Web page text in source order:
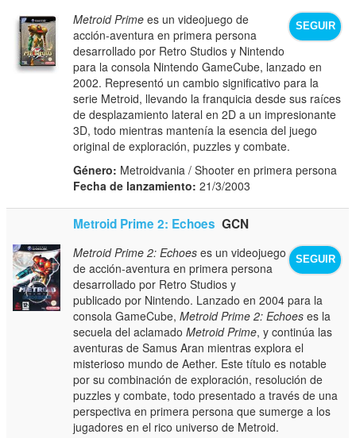
SEGUIR
Metroid Prime es un videojuego de
acción-aventura en primera persona
desarrollado por Retro Studios y Nintendo
para la consola Nintendo GameCube, lanzado en
2002. Representó un cambio significativo para la
serie Metroid, llevando la franquicia desde sus raíces
de desplazamiento lateral en 2D a un impresionante
3D, todo mientras mantenía la esencia del juego
original de exploración, puzzles y combate.
Género: Metroidvania / Shooter en primera persona
Fecha de lanzamiento: 21/3/2003
Metroid Prime 2: Echoes GCN
SEGUIR
Metroid Prime 2: Echoes es un videojuego
de acción-aventura en primera persona
desarrollado por Retro Studios y
publicado por Nintendo. Lanzado en 2004 para la
consola GameCube,Metroid Prime 2: Echoes es la
secuela del aclamadoMetroid Prime, y continúa las
aventuras de Samus Aran mientras explora el
misterioso mundo de Aether. Este título es notable
por su combinación de exploración, resolución de
puzzles y combate, todo presentado a través de una
perspectiva en primera persona que sumerge a los
jugadores en el rico universo de Metroid.